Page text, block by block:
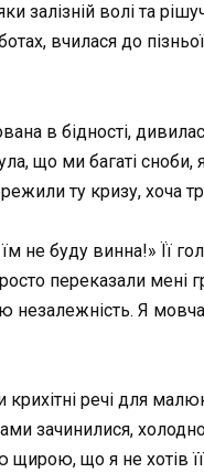
волі та
вчилася до пізньої
в бідності,
що ми багаті сноби,
ту кризу, хоча
буду винна!» Її
переказали мені
незалежність. Я
речі для
зачинилися,
щирою, що я не хотів